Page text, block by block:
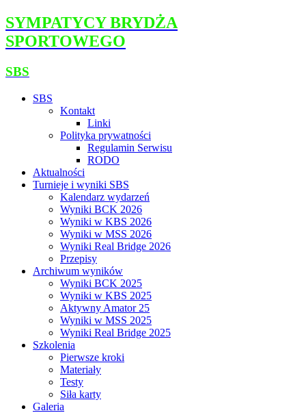
SYMPATYCY BRYDŻA
SPORTOWEGO
SBS
SBS
Kontakt
Linki
Polityka prywatności
Regulamin Serwisu
RODO
Aktualności
Turnieje i wyniki SBS
Kalendarz wydarzeń
Wyniki BCK 2026
Wyniki w KBS 2026
Wyniki w MSS 2026
Wyniki Real Bridge 2026
Przepisy
Archiwum wyników
Wyniki BCK 2025
Wyniki w KBS 2025
Aktywny Amator 25
Wyniki w MSS 2025
Wyniki Real Bridge 2025
Szkolenia
Pierwsze kroki
Materiały
Testy
Siła karty
Galeria